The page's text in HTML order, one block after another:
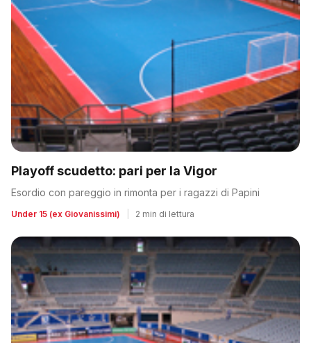
Playoff scudetto: pari per la Vigor
Esordio con pareggio in rimonta per i ragazzi di Papini
Under 15 (ex Giovanissimi) 2 min di lettura